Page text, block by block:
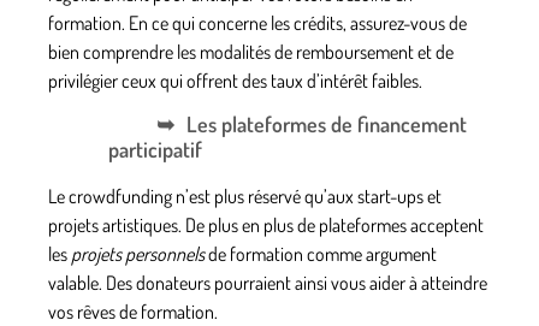
formation. En ce qui concerne les crédits, assurez-vous de
bien comprendre les modalités de remboursement et de
privilégier ceux qui offrent des taux d’intérêt faibles.
Les plateformes de financement
participatif
Le crowdfunding n’est plus réservé qu’aux start-ups et
projets artistiques. De plus en plus de plateformes acceptent
les projets personnelsde formation comme argument
valable. Des donateurs pourraient ainsi vous aider à atteindre
vos rêves de formation.